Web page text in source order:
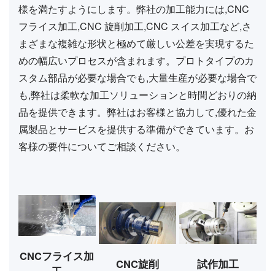
様を満たすようにします。弊社の加工能力には,CNC
フライス加工,CNC 旋削加工,CNC スイス加工など,さ
まざまな複雑な形状と極めて厳しい公差を実現するた
めの幅広いプロセスが含まれます。プロトタイプのカ
スタム部品が必要な場合でも,大量生産が必要な場合で
も,弊社は柔軟な加工ソリューションと時間どおりの納
品を提供できます。弊社はお客様と協力して,優れた金
属製品とサービスを提供する準備ができています。お
客様の要件についてご相談ください。
CNCフライス加
CNC旋削 試作加工